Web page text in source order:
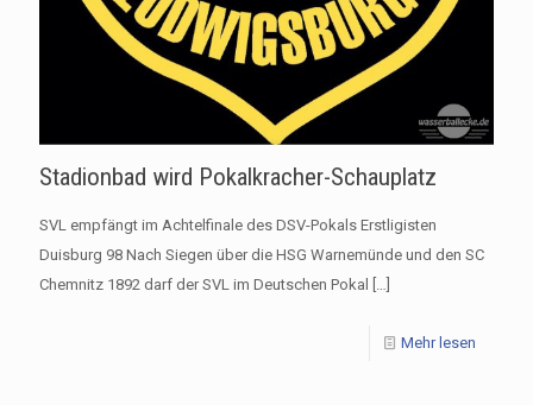
Stadionbad wird Pokalkracher-Schauplatz
SVL empfängt im Achtelfinale des DSV-Pokals Erstligisten
Duisburg 98 Nach Siegen über die HSG Warnemünde und den SC
Chemnitz 1892 darf der SVL im Deutschen Pokal […]
Mehr lesen